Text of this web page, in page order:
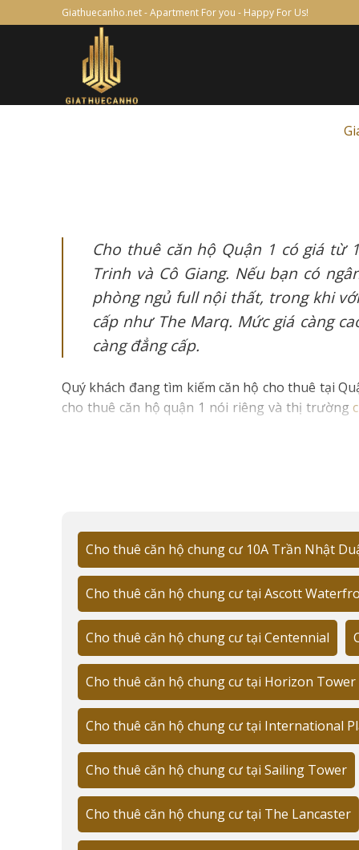
to
Giathuecanho.net - Apartment For you - Happy For Us!
Cho thuê căn hộ Quận 1 có giá từ
Trinh và Cô Giang. Nếu bạn có
phòng ngủ full nội thất, trong khi
cấp như The Marq. Mức giá càng
càng đẳng cấp.
Quý khách đang tìm kiếm căn hộ cho thuê tại
cho thuê căn hộ quận 1 nói riêng và thị trường
Diện tích: 45-200m²
Dự án nổi bật: The Marq, Vinhomes Golden
Khu vực hot: Bến Nghé, Nguyễn Cư Trinh
Tiện ích: Gym, hồ bơi, công viên
An ninh: 24/7, thẻ từ, CCTV
TỔNG
Theo dữ liệu từ Rever.vn
, thị trường căn hộ cho
cấp vẫn duy trì sức hút mạnh mẽ với khách thuê
Phân khúc giá thuê từ phổ thông đến
Cho thuê căn hộ chung cư 10A Trần Nhật
Cho thuê căn hộ chung cư tại Ascott
Cho thuê căn hộ chung cư tại Centennial
Cho thuê căn hộ chung cư tại Horizon Tower
Cho thuê căn hộ chung cư tại International
Cho thuê căn hộ chung cư tại Sailing Tower
Cho thuê căn hộ chung cư tại The Lancaster